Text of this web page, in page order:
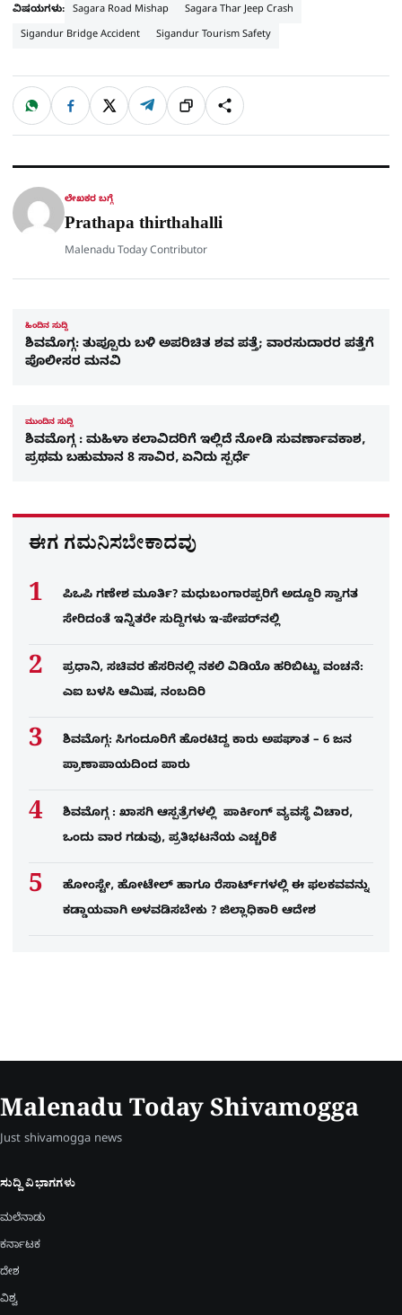
ವಿಷಯಗಳು: Sagara Road Mishap
Sagara Thar Jeep Crash
Sigandur Bridge Accident
Sigandur Tourism Safety
ಹಂಚಿಕೊಳ್ಳಿ
W
a
t
p
F
c
e
o
X T
l
e
a
ಲಿಂ
ಕ್
S
h
a
ಲೇಖಕರ ಬಗ್ಗೆ
Prathapa thirthahalli
Malenadu Today Contributor
ಹಿಂದಿನ ಸುದ್ದಿ
ಶಿವಮೊಗ್ಗ: ತುಪ್ಪೂರು ಬಳಿ ಅಪರಿಚಿತ ಶವ ಪತ್ತೆ; ವಾರಸುದಾರರ ಪತ್ತೆಗೆ
ಪೊಲೀಸರ ಮನವಿ
ಮುಂದಿನ ಸುದ್ದಿ
ಶಿವಮೊಗ್ಗ : ಮಹಿಳಾ ಕಲಾವಿದರಿಗೆ ಇಲ್ಲಿದೆ ನೋಡಿ ಸುವರ್ಣಾವಕಾಶ,
ಪ್ರಥಮ ಬಹುಮಾನ 8 ಸಾವಿರ, ಏನಿದು ಸ್ಪರ್ಧೆ
ಈಗ ಗಮನಿಸಬೇಕಾದವು
ಪಿಒಪಿ ಗಣೇಶ ಮೂರ್ತಿ? ಮಧುಬಂಗಾರಪ್ಪರಿಗೆ ಅದ್ದೂರಿ ಸ್ವಾಗತ
ಸೇರಿದಂತೆ ಇನ್ನಿತರೇ ಸುದ್ದಿಗಳು ಇ-ಪೇಪರ್​ನಲ್ಲಿ
ಪ್ರಧಾನಿ, ಸಚಿವರ ಹೆಸರಿನಲ್ಲಿ ನಕಲಿ ವಿಡಿಯೊ ಹರಿಬಿಟ್ಟು ವಂಚನೆ:
ಎಐ ಬಳಸಿ ಆಮಿಷ, ನಂಬದಿರಿ
ಶಿವಮೊಗ್ಗ: ಸಿಗಂದೂರಿಗೆ ಹೊರಟಿದ್ದ ಕಾರು ಅಪಘಾತ – 6 ಜನ
ಪ್ರಾಣಾಪಾಯದಿಂದ ಪಾರು
ಶಿವಮೊಗ್ಗ : ಖಾಸಗಿ ಆಸ್ಪತ್ರೆಗಳಲ್ಲಿ ಪಾರ್ಕಿಂಗ್​ ವ್ಯವಸ್ಥೆ ವಿಚಾರ,
ಒಂದು ವಾರ ಗಡುವು, ಪ್ರತಿಭಟನೆಯ ಎಚ್ಚರಿಕೆ
ಹೋಂಸ್ಟೇ, ಹೋಟೇಲ್ ಹಾಗೂ ರೆಸಾರ್ಟ್‌ಗಳಲ್ಲಿ ಈ ಫಲಕವವನ್ನು
ಕಡ್ಡಾಯವಾಗಿ ಅಳವಡಿಸಬೇಕು ? ಜಿಲ್ಲಾಧಿಕಾರಿ ಆದೇಶ
Malenadu Today Shivamogga
Just shivamogga news
ಸುದ್ದಿ ವಿಭಾಗಗಳು
ಮಲೆನಾಡು
ಕರ್ನಾಟಕ
ದೇಶ
ವಿಶ್ವ